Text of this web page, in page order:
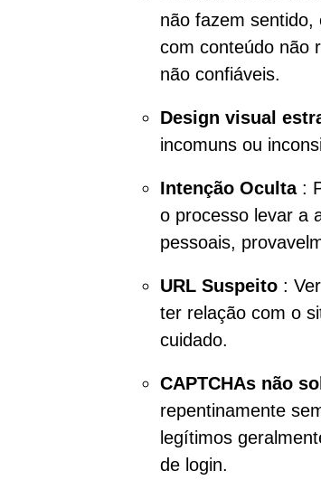
não fazem
com conteúdo não
não confiáveis.
Design visual
incomuns ou
Intenção Oculta:
o processo levar a
pessoais,
URL Suspeito :
ter relação com o
cuidado.
CAPTCHAs não
repentinamente
legítimos
de login.